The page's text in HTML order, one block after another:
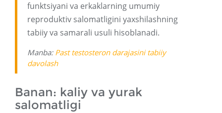
funktsiyani va erkaklarning umumiy
reproduktiv salomatligini yaxshilashning
tabiiy va samarali usuli hisoblanadi.
Manba: Past testosteron darajasini tabiiy
davolash
Banan: kaliy va yurak
salomatligi